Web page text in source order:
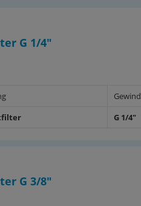
von 3
8573-1):
Typ PE/MF/SMF 0002 - 0108,
G 1/4"
G 1/4"
G 3/8"